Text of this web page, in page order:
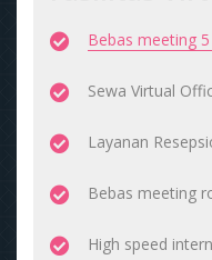
Bebas meeting
Sewa Virtual
Layanan
Bebas meeting
High speed